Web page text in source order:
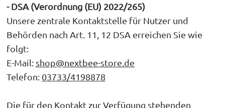
- DSA (Verordnung (EU) 2022/265)
Unsere zentrale Kontaktstelle für Nutzer und
Behörden nach Art. 11, 12 DSA erreichen Sie wie
folgt:
E-Mail: shop@nextbee-store.de
Telefon: 03733/4198878
Die für den Kontakt zur Verfügung stehenden